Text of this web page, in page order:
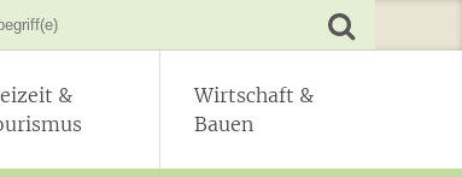
&
Wirtschaft &
Bauen